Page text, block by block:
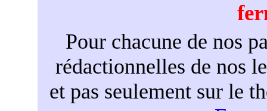
Pour chacune de nos
rédactionnelles de nos
et pas seulement sur le